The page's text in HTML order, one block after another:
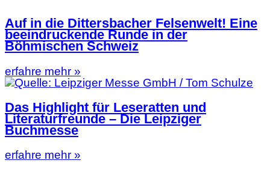
Auf in die Dittersbacher Felsenwelt! Eine
beeindruckende Runde in der
Böhmischen Schweiz
erfahre mehr »
Das Highlight für Leseratten und
Literaturfreunde – Die Leipziger
Buchmesse
erfahre mehr »